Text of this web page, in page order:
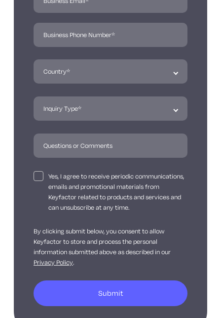
Yes, I agree to receive periodic communications,
emails and promotional materials from
Keyfactor related to products and services and
can unsubscribe at any time.
By clicking submit below, you consent to allow
Keyfactor to store and process the personal
information submitted above as described in our
Privacy Policy.